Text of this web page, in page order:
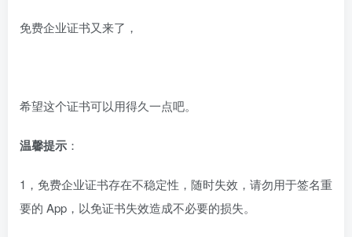
免费企业证书又来了，
希望这个证书可以用得久一点吧。
温馨提示 ：
1，免费企业证书存在不稳定性，随时失效，请勿用于签名重
要的 App，以免证书失效造成不必要的损失。